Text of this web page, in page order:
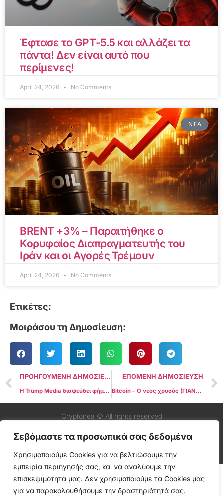
Σεβόμαστε τα προσωπικά σας δεδομένα
Χρησιμοποιούμε Cookies για να βελτιώσουμε την
εμπειρία περιήγησής σας, και να αναλύουμε την
επισκεψιμότητά μας. Δεν χρησιμοποιούμε τα Cookies μας
για να παρακολουθήσουμε την δραστηριότητά σας.
Έφτασε το GPT-5.5 και αλλάζει τα
πάντα! Δεν είναι αυτό που
περίμενες!
April 24, 2026 No Comments
ΝΈΑ
BRENT +3% – Παραιτήθηκε ο
Κορυφαίος Διαπραγματευτής του
Ιράν και οι Αγορές Τρέμουν
April 24, 2026 No Comments
Ετικέτες:
Μοιράσου τη Δημοσίευση:
ΠΡΟΗΓΟΥΜΕΝΗ ΔΗΜΟΣΙΕΥΣΗ
Η Trump Media διαψεύδει φήμες για συγκέντρωση $3 δισ. με σκοπό επενδύσεις σε κρυπτονομίσματα
ΕΠΟΜΕΝΗ ΔΗΜΟΣΙΕΥΣΗ
Bitcoin – Ο νέος χρυσός (ΓΙΑΝΝΗΣ ΑΝΔΡΕΟΥ)
Cryptonea © All rights reserved